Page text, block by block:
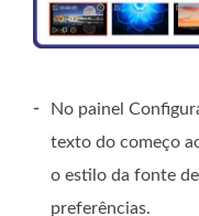
-
No painel
texto do começo
o estilo da fonte
preferências.